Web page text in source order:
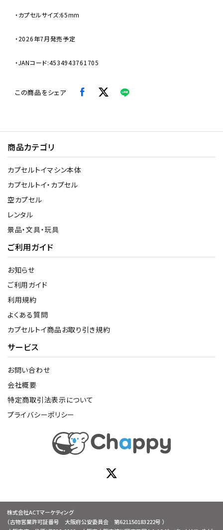
・カプセルサイズ:65mm
・2026年7月発売予定
・JANコード:4534943761705
この商品をシェア
商品カテゴリ
カプセルトイマシン本体
カプセルトイ・カプセル
空カプセル
レンタル
景品・文具・玩具
ご利用ガイド
お知らせ
ご利用ガイド
利用規約
よくある質問
カプセルトイ商品お取り引き規約
サービス
お問い合わせ
会社概要
特定商取引法表示について
プライバシーポリシー
株式会社ACTマーケティング
（古物営業許可証番号 大阪府公安委員会 第621150183222号 ）